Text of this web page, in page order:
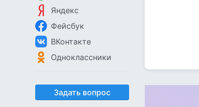
Яндекс
Фейсбук
ВКонтакте
Одноклассники
Задать вопрос